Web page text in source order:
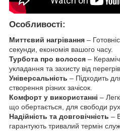
Особливості:
Миттєвий нагрівання –
секунди, економія вашого часу.
Турбота про волосся –
укладання та захисту від
Універсальність – Підходить
створення різних зачісок.
Комфорт у використанні –
що обертається, для свободи
Надійність та довговічність –
гарантують тривалий термін